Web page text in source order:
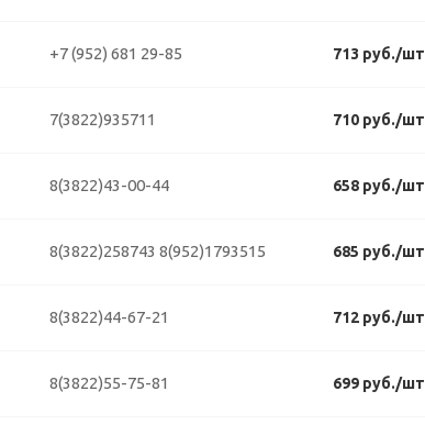
+7 (952) 681 29-85 713 руб./шт
7(3822)935711 710 руб./шт
8(3822)43-00-44 658 руб./шт
8(3822)258743 8(952)1793515 685 руб./шт
8(3822)44-67-21 712 руб./шт
8(3822)55-75-81 699 руб./шт